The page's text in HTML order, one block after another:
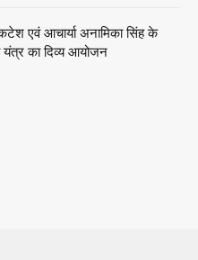
एवं आचार्या अनामिका सिंह के
यंत्र का दिव्य आयोजन